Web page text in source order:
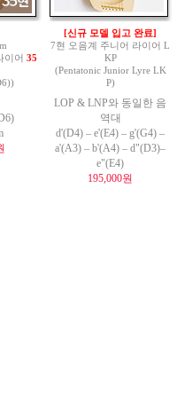
이어 35
[신규 모델 입고 완료]
7현 오음계 주니어 라이어 L
KP
(Pentatonic Junior Lyre LK
P)
LOP & LNP와 동일한 음
역대
d'(D4) – e'(E4) – g'(G4) –
a'(A3) – b'(A4) – d"(D3)–
e"(E4)
195,000원